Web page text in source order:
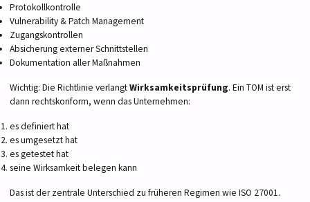
Protokollkontrolle
Vulnerability & Patch Management
Zugangskontrollen
Absicherung externer Schnittstellen
Dokumentation aller Maßnahmen
Wichtig: Die Richtlinie verlangtWirksamkeitsprüfung. Ein TOM ist erst
dann rechtskonform, wenn das Unternehmen:
es definiert hat
es umgesetzt hat
es getestet hat
seine Wirksamkeit belegen kann
Das ist der zentrale Unterschied zu früheren Regimen wie ISO 27001.